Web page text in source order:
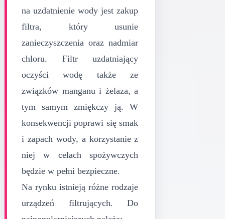
na uzdatnienie wody jest zakup
filtra, który usunie
zanieczyszczenia oraz nadmiar
chloru. Filtr uzdatniający
oczyści wodę także ze
związków manganu i żelaza, a
tym samym zmiękczy ją. W
konsekwencji poprawi się smak
i zapach wody, a korzystanie z
niej w celach spożywczych
będzie w pełni bezpieczne.
Na rynku istnieją różne rodzaje
urządzeń filtrujących. Do